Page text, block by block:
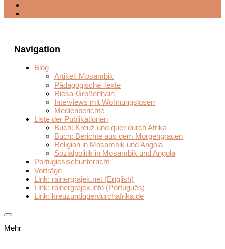
Navigation
Blog
Artikel: Mosambik
Pädagogische Texte
Riesa-Großenhain
Interviews mit Wohnungslosen
Medienberichte
Liste der Publikationen
Buch: Kreuz und quer durch Afrika
Buch: Berichte aus dem Morgengrauen
Religion in Mosambik und Angola
Sozialpolitik in Mosambik und Angola
Portugiesischunterricht
Vorträge
Link: rainergrajek.net (English)
Link: rainergrajek.info (Português)
Link: kreuzundquerdurchafrika.de
Mehr